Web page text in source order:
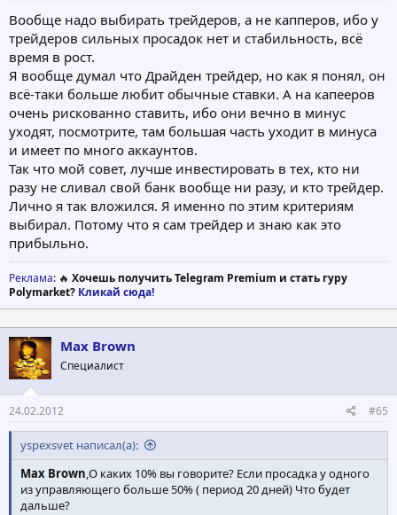
Вообще надо выбирать трейдеров, а не капперов, ибо у
трейдеров сильных просадок нет и стабильность, всё
время в рост.
Я вообще думал что Драйден трейдер, но как я понял, он
всё-таки больше любит обычные ставки. А на капееров
очень рискованно ставить, ибо они вечно в минус
уходят, посмотрите, там большая часть уходит в минуса
и имеет по много аккаунтов.
Так что мой совет, лучше инвестировать в тех, кто ни
разу не сливал свой банк вообще ни разу, и кто трейдер.
Лично я так вложился. Я именно по этим критериям
выбирал. Потому что я сам трейдер и знаю как это
прибыльно.
Реклама: 🔥 Хочешь получить Telegram Premium и стать гуру
Polymarket? Кликай сюда!
Max Brown
Специалист
24.02.2012 #65
yspexsvet написал(а):
Max Brown,О каких 10% вы говорите? Если просадка у одного
из управляющего больше 50% ( период 20 дней) Что будет
дальше?